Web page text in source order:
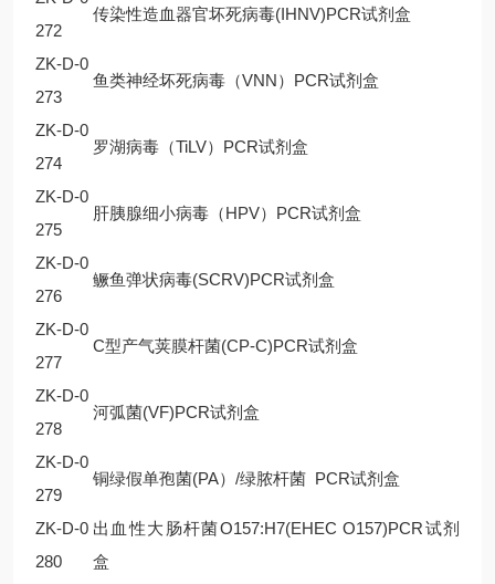
272
传染性造血器官坏死病毒(IHNV)PCR试剂盒
ZK-D-0
273
鱼类神经坏死病毒（VNN）PCR试剂盒
ZK-D-0
274
罗湖病毒（TiLV）PCR试剂盒
ZK-D-0
275
肝胰腺细小病毒（HPV）PCR试剂盒
ZK-D-0
276
鳜鱼弹状病毒(SCRV)PCR试剂盒
ZK-D-0
277
C型产气荚膜杆菌(CP-C)PCR试剂盒
ZK-D-0
278
河弧菌(VF)PCR试剂盒
ZK-D-0
279
铜绿假单孢菌(PA）/绿脓杆菌 PCR试剂盒
ZK-D-0
280
出血性大肠杆菌O157:H7(EHEC O157)PCR试剂
盒